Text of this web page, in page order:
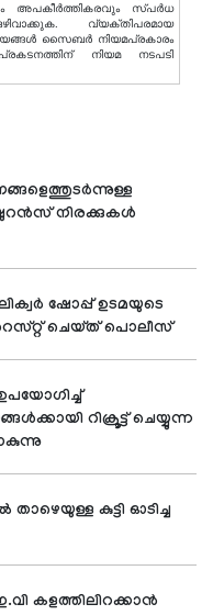
അപകീര്‍ത്തികരവും സ്പര്‍ധ
വ്യക്തിപരമായ
സൈബര്‍ നിയമപ്രകാരം
നിയമ നടപടി
നിരക്കുകൾ
ഷോപ്പ് ഉടമയുടെ
ചെയ്ത് പൊലീസ്
റിക്രൂട്ട് ചെയ്യുന്ന
കുട്ടി ഓടിച്ച
കളത്തിലിറക്കാൻ